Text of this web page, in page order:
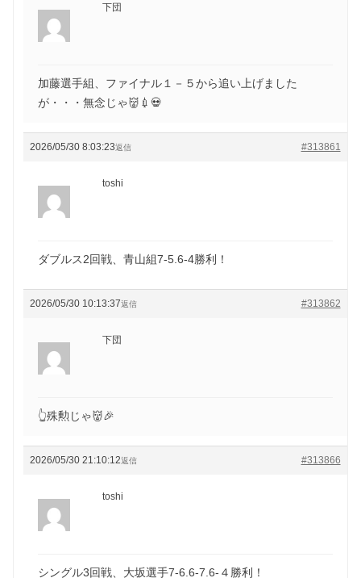
下団
加藤選手組、ファイナル１－５から追い上げました
が・・・無念じゃ👹💉💀
2026/05/30 8:03:23 #313861
返信
toshi
ダブルス2回戦、青山組7-5.6-4勝利！
2026/05/30 10:13:37 #313862
返信
下団
👆殊勲じゃ👹🎉
2026/05/30 21:10:12 #313866
返信
toshi
シングル3回戦、大坂選手7-6.6-7.6-４勝利！